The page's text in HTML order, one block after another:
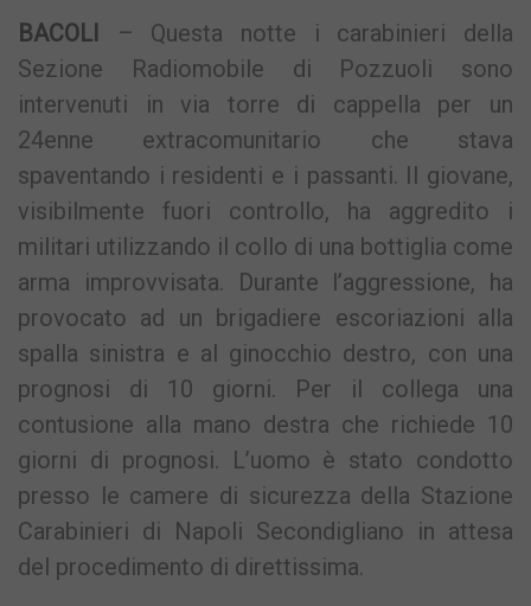
BACOLI
– Questa notte i carabinieri della
Sezione Radiomobile di Pozzuoli sono
intervenuti in via torre di cappella per un
24enne extracomunitario che stava
spaventando i residenti e i passanti. Il giovane,
visibilmente fuori controllo, ha aggredito i
militari utilizzando il collo di una bottiglia come
arma improvvisata. Durante l’aggressione, ha
provocato ad un brigadiere escoriazioni alla
spalla sinistra e al ginocchio destro, con una
prognosi di 10 giorni. Per il collega una
contusione alla mano destra che richiede 10
giorni di prognosi. L’uomo è stato condotto
presso le camere di sicurezza della Stazione
Carabinieri di Napoli Secondigliano in attesa
del procedimento di direttissima.